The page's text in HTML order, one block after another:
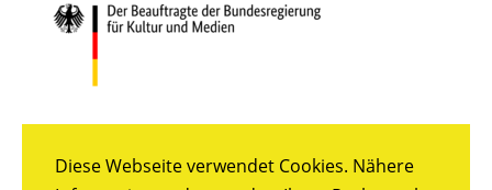
Diese Webseite verwendet Cookies. Nähere